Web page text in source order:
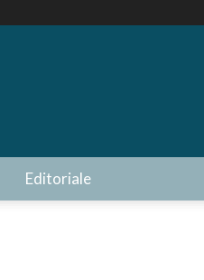
Editoriale